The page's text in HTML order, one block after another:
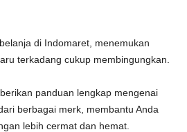
di Indomaret, menemukan
terkadang cukup membingungkan.
panduan lengkap mengenai
berbagai merk, membantu Anda
lebih cermat dan hemat.